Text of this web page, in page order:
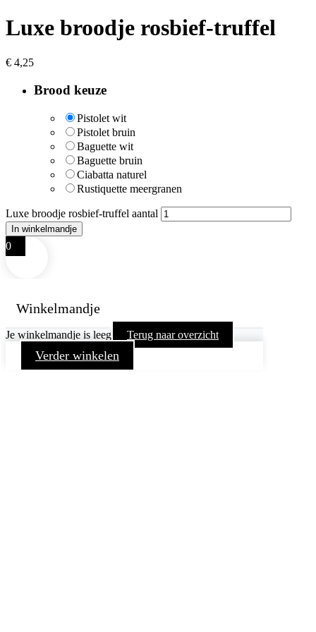
Luxe broodje rosbief-truffel
€ 4,25
Brood keuze
Pistolet wit
Pistolet bruin
Baguette wit
Baguette bruin
Ciabatta naturel
Rustiquette meergranen
Luxe broodje rosbief-truffel aantal
In winkelmandje
0
Winkelmandje
Je winkelmandje is leeg Terug naar overzicht
Verder winkelen